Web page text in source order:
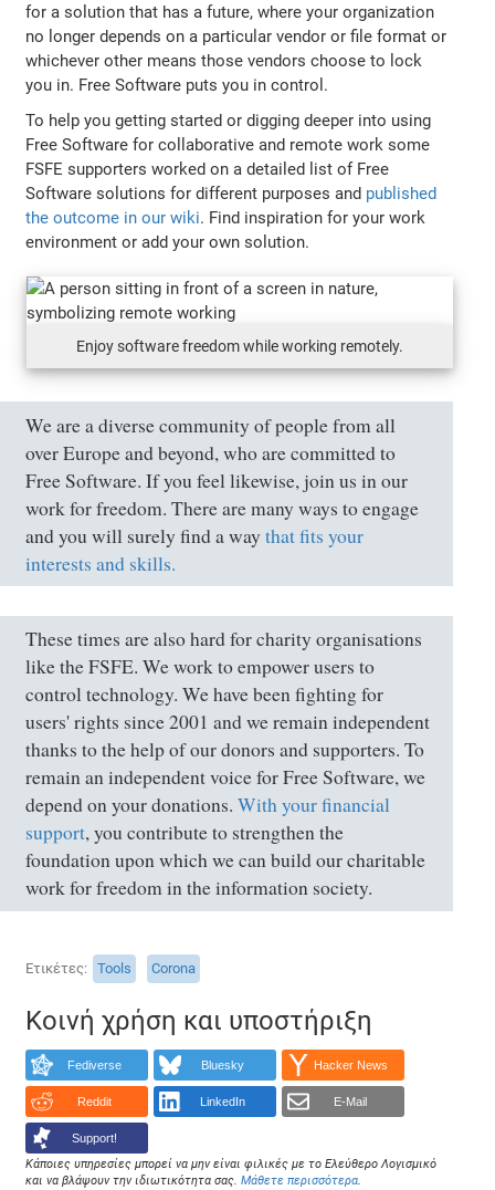
for a solution that has a future, where your organization
no longer depends on a particular vendor or file format or
whichever other means those vendors choose to lock
you in. Free Software puts you in control.
To help you getting started or digging deeper into using
Free Software for collaborative and remote work some
FSFE supporters worked on a detailed list of Free
Software solutions for different purposes and published
the outcome in our wiki. Find inspiration for your work
environment or add your own solution.
Enjoy software freedom while working remotely.
We are a diverse community of people from all
over Europe and beyond, who are committed to
Free Software. If you feel likewise, join us in our
work for freedom. There are many ways to engage
and you will surely find a waythat fits your
interests and skills.
These times are also hard for charity organisations
like the FSFE. We work to empower users to
control technology. We have been fighting for
users' rights since 2001 and we remain independent
thanks to the help of our donors and supporters. To
remain an independent voice for Free Software, we
depend on your donations.With your financial
support, you contribute to strengthen the
foundation upon which we can build our charitable
work for freedom in the information society.
Ετικέτες Tools Corona
Κοινή χρήση και υποστήριξη
Fediverse Bluesky Hacker News
Reddit LinkedIn E-Mail
Support!
Κάποιες υπηρεσίες μπορεί να μην είναι φιλικές με το Ελεύθερο Λογισμικό
και να βλάψουν την ιδιωτικότητα σας.Μάθετε περισσότερα.